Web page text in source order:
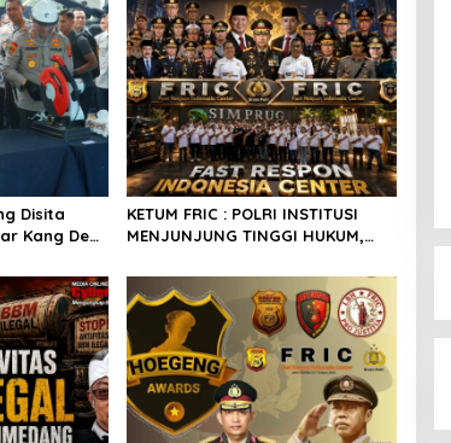
Disita
Kang Dedi
KETUM FRIC : POLRI INSTITUSI
MENJUNJUNG TINGGI HUKUM,
ANGGOTA YANG MELAKUKAN
PELANGGARAN